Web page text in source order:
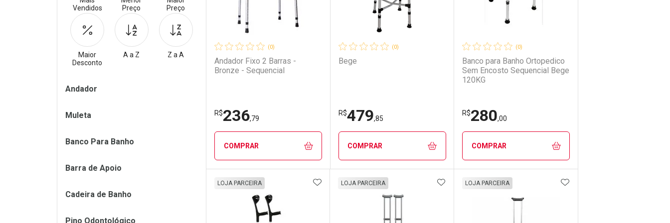
(0)
Andador Fixo 2 Barras -
Bronze - Sequencial
R$236,79
COMPRAR
FECHAR
Laboratório
FECHAR
Por Menos
(0)
Bege
R$479,85
COMPRAR
FECHAR
FECHAR
(0)
Banco para Banho Ortopedico
Sem Encosto Sequencial Bege
120KG
R$280,00
COMPRAR
FECHAR
FECHAR
LOJA PARCEIRA ADICIONAR AOS FAVORITOS
LOJA PARCEIRA ADICIONAR AOS FAVORITOS
LOJA PARCEIRA ADICIONAR AOS
Vendidos
Preço
Preço
Maior
Desconto
A a Z Z a A
Filtros
Andador
Muleta
Banco Para Banho
Barra de Apoio
Cadeira de Banho
Pino Odontológico